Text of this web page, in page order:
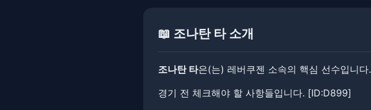
📖 조나탄 타 소개
조나탄 타은(는) 레버쿠젠 소속의 핵심 선수입니다.
경기 전 체크해야 할 사항들입니다. ​[ID:D899]